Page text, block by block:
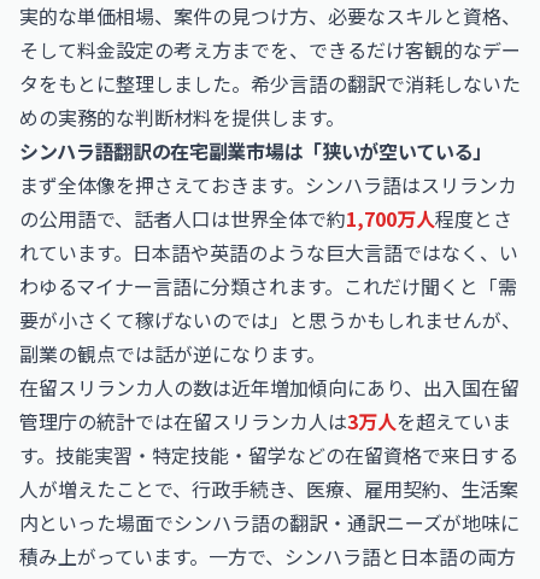
実的な単価相場、案件の見つけ方、必要なスキルと資格、
そして料金設定の考え方までを、できるだけ客観的なデー
タをもとに整理しました。希少言語の翻訳で消耗しないた
めの実務的な判断材料を提供します。
シンハラ語翻訳の在宅副業市場は「狭いが空いている」
まず全体像を押さえておきます。シンハラ語はスリランカ
の公用語で、話者人口は世界全体で約1,700万人程度とさ
れています。日本語や英語のような巨大言語ではなく、い
わゆるマイナー言語に分類されます。これだけ聞くと「需
要が小さくて稼げないのでは」と思うかもしれませんが、
副業の観点では話が逆になります。
在留スリランカ人の数は近年増加傾向にあり、出入国在留
管理庁の統計では在留スリランカ人は3万人を超えていま
す。技能実習・特定技能・留学などの在留資格で来日する
人が増えたことで、行政手続き、医療、雇用契約、生活案
内といった場面でシンハラ語の翻訳・通訳ニーズが地味に
積み上がっています。一方で、シンハラ語と日本語の両方